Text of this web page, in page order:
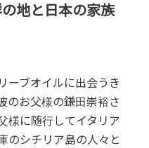
地と日本の家族
ーブオイルに出会うき
のお父様の鎌田崇裕さ
様に随行してイタリア
のシチリア島の人々と